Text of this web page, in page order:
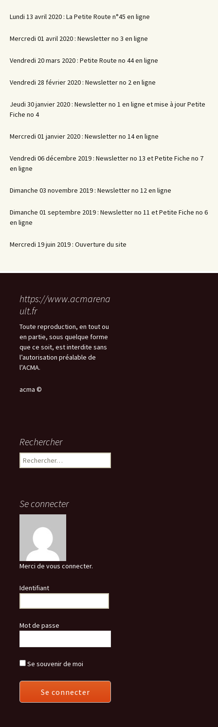
Lundi 13 avril 2020 : La Petite Route n°45 en ligne
Mercredi 01 avril 2020 : Newsletter no 3 en ligne
Vendredi 20 mars 2020 : Petite Route no 44 en ligne
Vendredi 28 février 2020 : Newsletter no 2 en ligne
Jeudi 30 janvier 2020 : Newsletter no 1 en ligne et mise à jour Petite
Fiche no 4
Mercredi 01 janvier 2020 : Newsletter no 14 en ligne
Vendredi 06 décembre 2019 : Newsletter no 13 et Petite Fiche no 7
en ligne
Dimanche 03 novembre 2019 : Newsletter no 12 en ligne
Dimanche 01 septembre 2019 : Newsletter no 11 et Petite Fiche no 6
en ligne
Mercredi 19 juin 2019 : Ouverture du site
https://www.acmarena
ult.fr
Toute reproduction, en tout ou
en partie, sous quelque forme
que ce soit, est interdite sans
l’autorisation préalable de
l’ACMA.
acma ©
Rechercher
Rechercher :
Se connecter
Merci de vous connecter.
Identifiant
Mot de passe
Se souvenir de moi